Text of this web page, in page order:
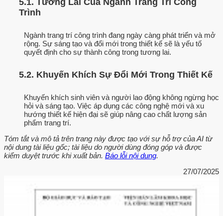
5.1. Tương Lai Của Ngành Trang Trí Công
Trình
Ngành trang trí công trình đang ngày càng phát triển và mở
rộng. Sự sáng tạo và đổi mới trong thiết kế sẽ là yếu tố
quyết định cho sự thành công trong tương lai.
5.2. Khuyến Khích Sự Đổi Mới Trong Thiết Kế
Khuyến khích sinh viên và người lao động không ngừng học
hỏi và sáng tạo. Việc áp dụng các công nghệ mới và xu
hướng thiết kế hiện đại sẽ giúp nâng cao chất lượng sản
phẩm trang trí.
Tóm tắt và mô tả trên trang này được tạo với sự hỗ trợ của AI từ
nội dung tài liệu gốc; tài liệu do người dùng đóng góp và được
kiểm duyệt trước khi xuất bản. Báo lỗi nội dung.
27/07/2025